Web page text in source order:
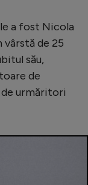
a fost Nicola
vârstă de 25
său,
de
urmăritori